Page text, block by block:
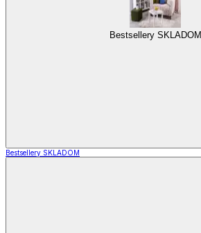
Bestsellery SKLADOM
Bestsellery SKLADOM